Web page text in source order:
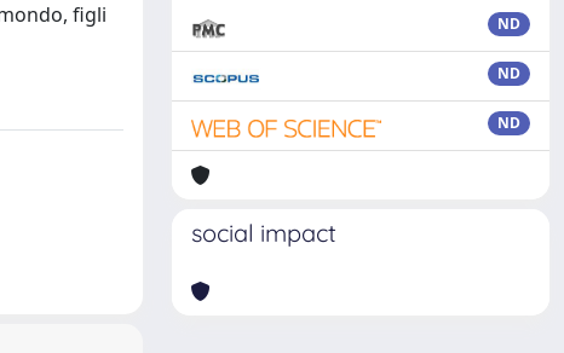
figli
ND
ND
ND
social impact